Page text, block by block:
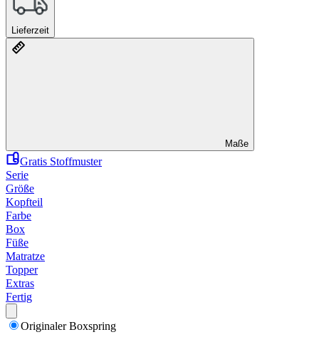
Lieferzeit
Maße
Gratis Stoffmuster
Serie
Größe
Kopfteil
Farbe
Box
Füße
Matratze
Topper
Extras
Fertig
Originaler Boxspring